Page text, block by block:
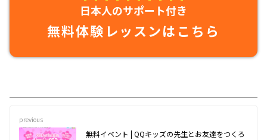
日本人のサポート付き
無料体験レッスンはこちら
previous
無料イベント | QQキッズの先生とお友達をつくろ